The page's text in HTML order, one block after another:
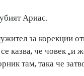
Ариас.
за корекции
казва, че човек „и
там, така че